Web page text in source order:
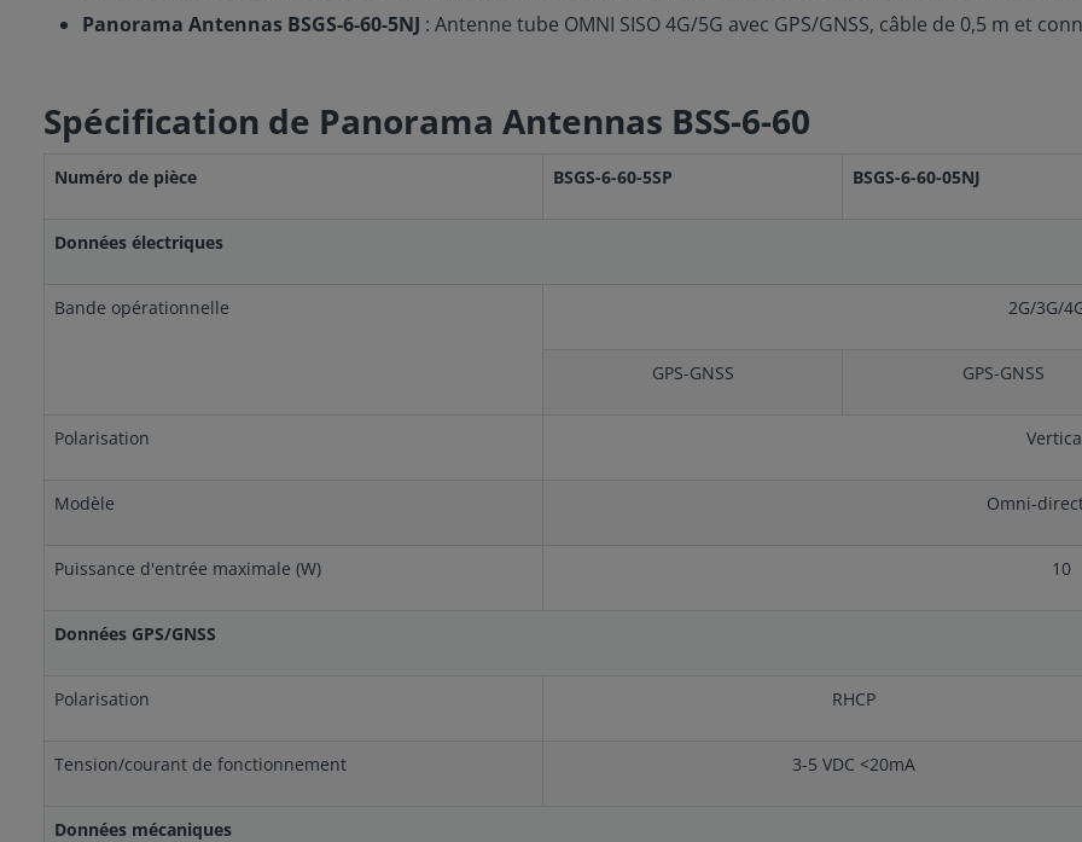
Panorama Antennas BSGS-6-60-5NJ : Antenne tube OMNI SISO 4G/5G avec GPS/GNSS, câble de 0,5 m et
Spécification de Panorama Antennas BSS-6-60
Numéro de pièce BSGS-6-60-5SP BSGS-6-60-05NJ
Données électriques
Bande opérationnelle 2G/3G/
GPS-GNSS GPS-GNSS
Polarisation
Modèle Omni-
Puissance d'entrée maximale (W) 10
Données GPS/GNSS
Polarisation RHCP
Tension/courant de fonctionnement 3-5 VDC <20mA
Données mécaniques